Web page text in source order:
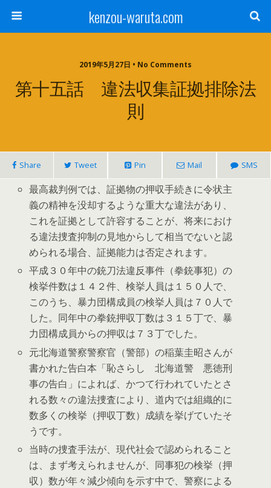
kenzou-waruta.com
2019年5月27日 • No Comments
第十五話 違法収集証拠排除法
則
Share Tweet Pin Mail SMS
最高裁判例では、証拠物の押収手続きに令状主
義の精神を没却するような重大な違法があり、
これを証拠として許容することが、将来におけ
る違法捜査抑制の見地からして相当でないと認
められる場合、証拠能力は否定されます。
平成３０年中の銃刀法違反事件（拳銃事犯）の
検挙件数は１４２件、検挙人員は１５０人で、
このうち、暴力団構成員の検挙人員は７０人で
した。同年中の拳銃押収丁数は３１５丁で、暴
力団構成員からの押収は７３丁でした。
元北海道警察警察官（警部）の稲葉圭昭さんが
書かれた告白本「恥さらし 北海道警 悪徳刑
事の告白」によれば、かつて行われていたとさ
れる数々の違法捜査により、道内では組織的に
数多くの検挙（押収丁数）成績を挙げていたそ
うです。
当時の捜査手法が、現代社会で認められること
は、まず考えられませんが、同事犯の検挙（押
収）数が年々減少傾向を示す中で、警察による